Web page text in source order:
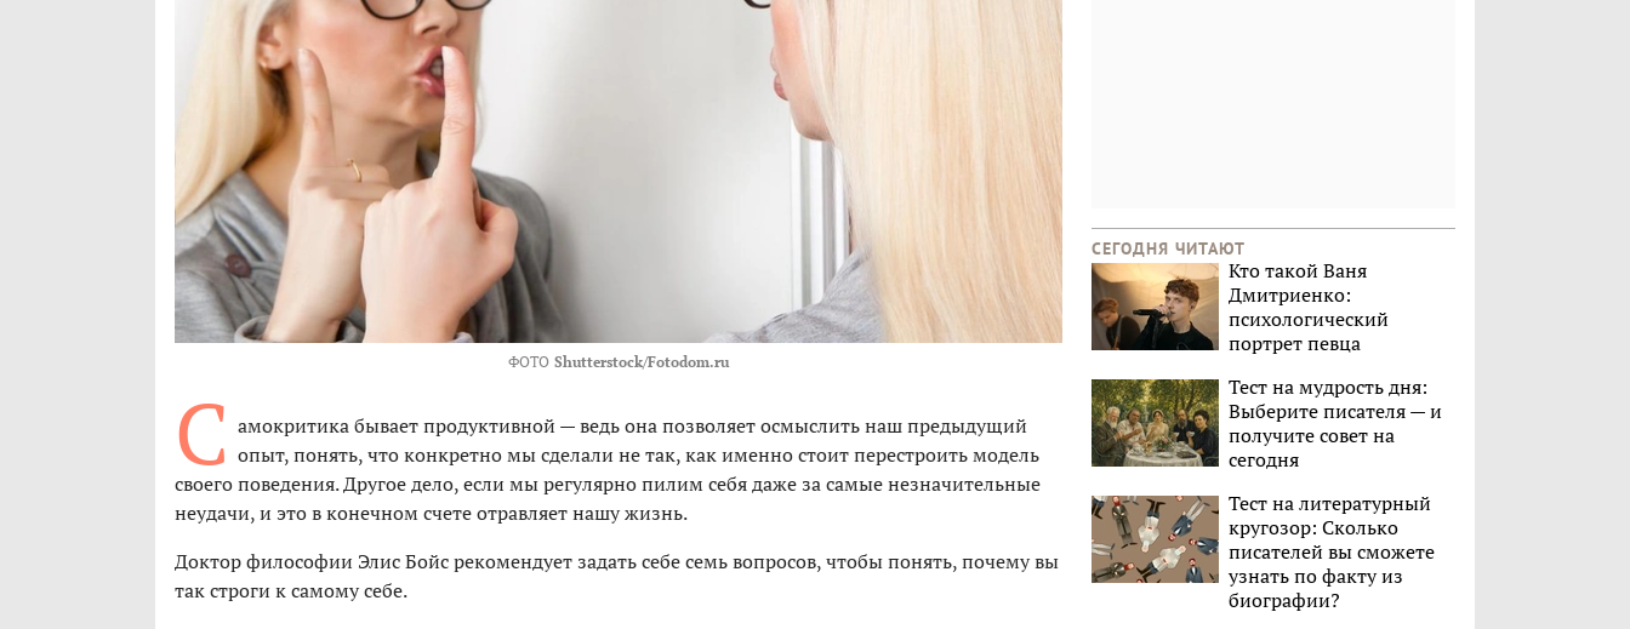
ФОТО Shutterstock/Fotodom.ru
С амокритика бывает продуктивной — ведь она позволяет осмыслить наш предыдущий
опыт, понять, что конкретно мы сделали не так, как именно стоит перестроить модель
своего поведения. Другое дело, если мы регулярно пилим себя даже за самые незначительные
неудачи, и это в конечном счете отравляет нашу жизнь.
Доктор философии Элис Бойс рекомендует задать себе семь вопросов, чтобы понять, почему вы
так строги к самому себе.
СЕГОДНЯ ЧИТАЮТ
Кто такой Ваня
Дмитриенко:
психологический
портрет певца
Тест на мудрость дня:
Выберите писателя — и
получите совет на
сегодня
Тест на литературный
кругозор: Сколько
писателей вы сможете
узнать по факту из
биографии?